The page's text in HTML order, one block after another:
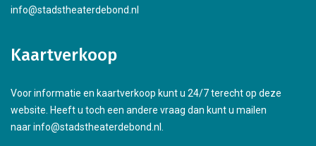
info@stadstheaterdebond.nl
Kaartverkoop
Voor informatie en kaartverkoop kunt u 24/7 terecht op deze
website. Heeft u toch een andere vraag dan kunt u mailen
naar info@stadstheaterdebond.nl.